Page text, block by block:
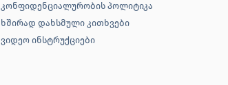
კონფიდენციალურობის პოლიტიკა
ხშირად დახსმული კითხვები
ვიდეო ინსტრუქციები